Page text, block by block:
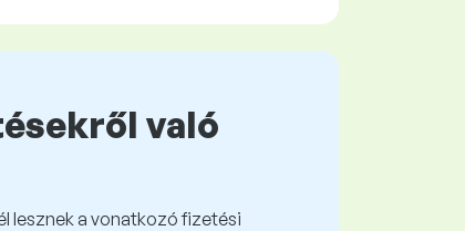
való
lesznek a vonatkozó fizetési